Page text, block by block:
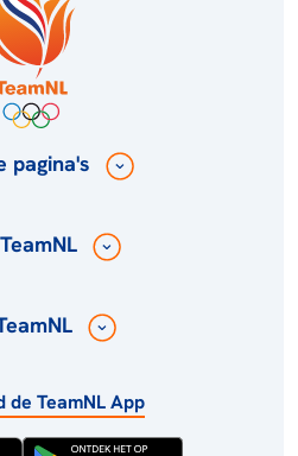
pagina's
de TeamNL App